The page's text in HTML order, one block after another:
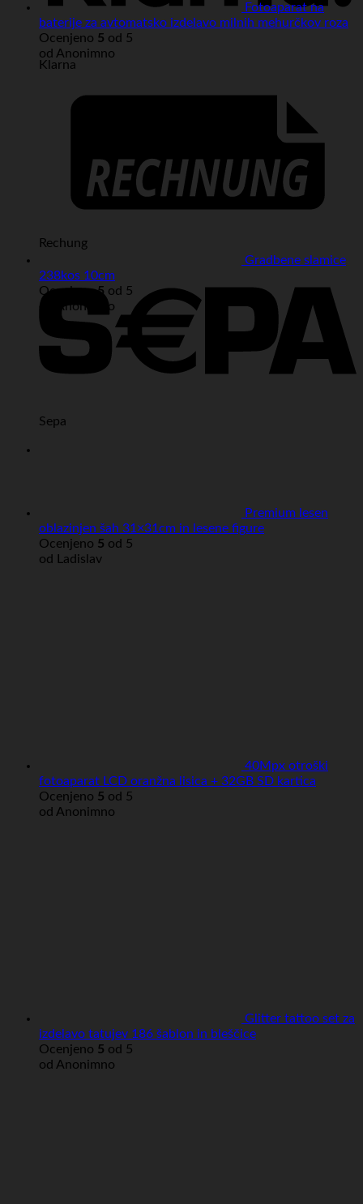
Klarna
Rechung
Sepa
Fotoaparat na
baterije za avtomatsko izdelavo milnih mehurčkov roza
Ocenjeno 5 od 5
od Anonimno
Gradbene slamice
238kos 10cm
Ocenjeno5 od 5
od Anonimno
Premium lesen
oblazinjen šah 31×31cm in lesene figure
Ocenjeno 5 od 5
od Ladislav
40Mpx otroški
fotoaparat LCD oranžna lisica + 32GB SD kartica
Ocenjeno 5 od 5
od Anonimno
Glitter tattoo set za
izdelavo tatujev 186 šablon in bleščice
Ocenjeno 5 od 5
od Anonimno